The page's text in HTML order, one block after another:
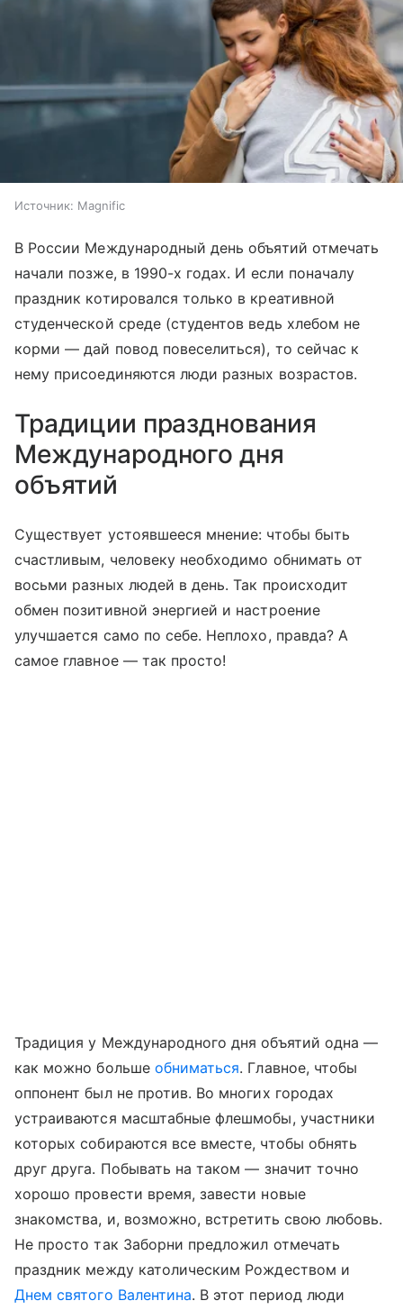
Источник: Magnific
В России Международный день объятий отмечать
начали позже, в 1990-х годах. И если поначалу
праздник котировался только в креативной
студенческой среде (студентов ведь хлебом не
корми — дай повод повеселиться), то сейчас к
нему присоединяются люди разных возрастов.
Традиции празднования
Международного дня
объятий
Существует устоявшееся мнение: чтобы быть
счастливым, человеку необходимо обнимать от
восьми разных людей в день. Так происходит
обмен позитивной энергией и настроение
улучшается само по себе. Неплохо, правда? А
самое главное — так просто!
Традиция у Международного дня объятий одна —
как можно больше обниматься. Главное, чтобы
оппонент был не против. Во многих городах
устраиваются масштабные флешмобы, участники
которых собираются все вместе, чтобы обнять
друг друга. Побывать на таком — значит точно
хорошо провести время, завести новые
знакомства, и, возможно, встретить свою любовь.
Не просто так Заборни предложил отмечать
праздник между католическим Рождеством и
Днем святого Валентина. В этот период люди